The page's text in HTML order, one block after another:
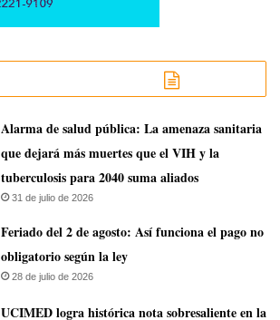
​Alarma de salud pública: La amenaza sanitaria
que dejará más muertes que el VIH y la
tuberculosis para 2040 suma aliados
31 de julio de 2026
Feriado del 2 de agosto: Así funciona el pago no
obligatorio según la ley
28 de julio de 2026
UCIMED logra histórica nota sobresaliente en la